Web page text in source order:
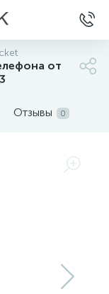
от
Отзывы 0